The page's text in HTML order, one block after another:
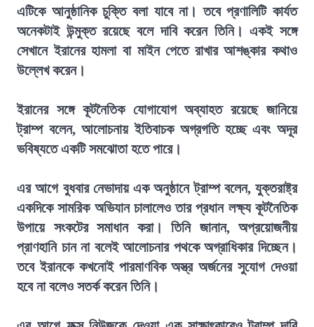
এটিকে আনুষ্ঠানিক চুক্তি বলা যাবে না। তবে প্রণালিটি কার্যত
অনেকটাই উন্মুক্ত রয়েছে বলে দাবি করেন তিনি। একই সঙ্গে
সেখানে ইরানের হামলা বা মাইন পেতে রাখার আশঙ্কার কথাও
উল্লেখ করেন।
ইরানের সঙ্গে কূটনৈতিক যোগাযোগ অব্যাহত রয়েছে জানিয়ে
ট্রাম্প বলেন, আলোচনায় ইতিবাচক অগ্রগতি হচ্ছে এবং অদূর
ভবিষ্যতে একটি সমঝোতা হতে পারে।
এর আগে বুধবার নেভাদায় এক অনুষ্ঠানে ট্রাম্প বলেন, যুক্তরাষ্ট্র
একদিকে সামরিক অভিযান চালালেও তার প্রধান লক্ষ্য কূটনৈতিক
উপায়ে সংকটের সমাধান করা। তিনি জানান, অপ্রয়োজনীয়
প্রাণহানি চান না বলেই আলোচনার পথকে অগ্রাধিকার দিচ্ছেন।
তবে ইরানকে কখনোই পারমাণবিক অস্ত্র অর্জনের সুযোগ দেওয়া
হবে না বলেও সতর্ক করেন তিনি।